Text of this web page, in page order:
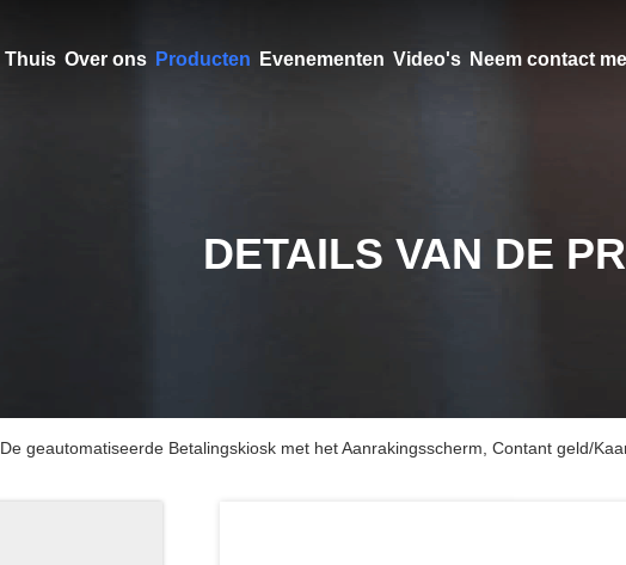
Thuis Over ons Producten Evenementen Video's Neem contact
DETAILS VAN DE
De geautomatiseerde Betalingskiosk met het Aanrakingsscherm, Contant geld/